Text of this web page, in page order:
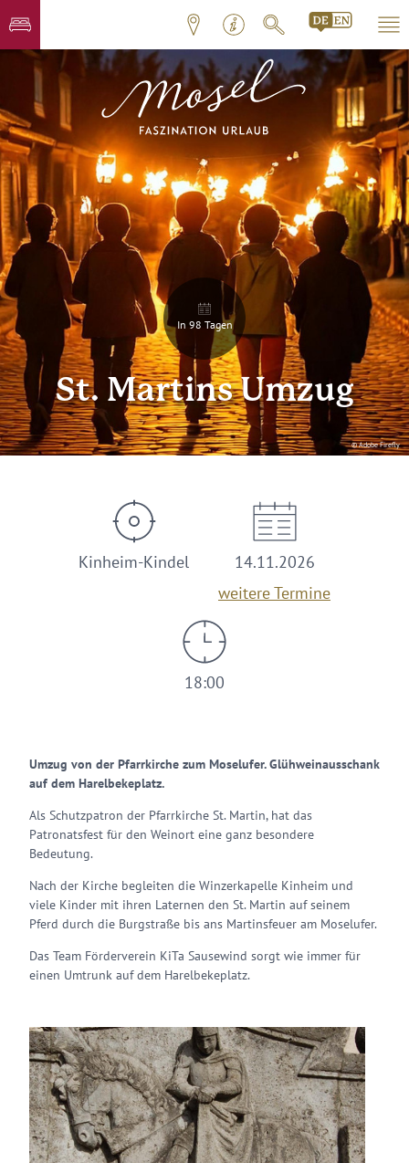
© Adobe Firefly
In 98 Tagen
St. Martins Umzug
Kinheim-Kindel
14.11.2026
weitere Termine
18:00
Umzug von der Pfarrkirche zum Moselufer. Glühweinausschank
auf dem Harelbekeplatz.
Als Schutzpatron der Pfarrkirche St. Martin, hat das
Patronatsfest für den Weinort eine ganz besondere
Bedeutung.
Nach der Kirche begleiten die Winzerkapelle Kinheim und
viele Kinder mit ihren Laternen den St. Martin auf seinem
Pferd durch die Burgstraße bis ans Martinsfeuer am Moselufer.
Das Team Förderverein KiTa Sausewind sorgt wie immer für
einen Umtrunk auf dem Harelbekeplatz.